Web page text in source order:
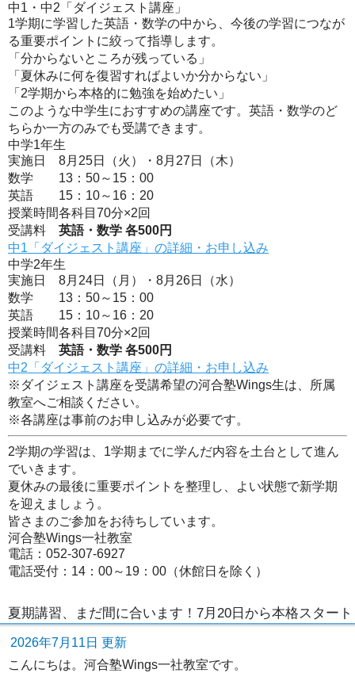
中1・中2「ダイジェスト講座」
1学期に学習した英語・数学の中から、今後の学習につなが
る重要ポイントに絞って指導します。
「分からないところが残っている」
「夏休みに何を復習すればよいか分からない」
「2学期から本格的に勉強を始めたい」
このような中学生におすすめの講座です。英語・数学のど
ちらか一方のみでも受講できます。
中学1年生
実施日
8月25日（火）・8月27日（木）
数学
13：50～15：00
英語
15：10～16：20
授業時間各科目70分×2回
受講料
英語・数学 各500円
中1「ダイジェスト講座」の詳細・お申し込み
中学2年生
実施日
8月24日（月）・8月26日（水）
数学
13：50～15：00
英語
15：10～16：20
授業時間各科目70分×2回
受講料
英語・数学 各500円
中2「ダイジェスト講座」の詳細・お申し込み
※ダイジェスト講座を受講希望の河合塾Wings生は、所属
教室へご相談ください。
※各講座は事前のお申し込みが必要です。
2学期の学習は、1学期までに学んだ内容を土台として進ん
でいきます。
夏休みの最後に重要ポイントを整理し、よい状態で新学期
を迎えましょう。
皆さまのご参加をお待ちしています。
河合塾Wings一社教室
電話：052-307-6927
電話受付：14：00～19：00（休館日を除く）
夏期講習、まだ間に合います！7月20日から本格スタート
2026年7月11日 更新
こんにちは。河合塾Wings一社教室です。